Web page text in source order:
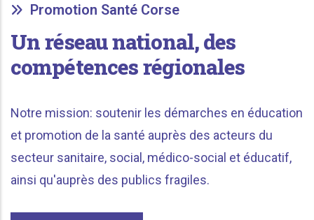
Promotion Santé Corse
Un réseau national,des
compétences régionales
Notre mission: soutenir les démarches en éducation
et promotion de la santé auprès des acteurs du
secteur sanitaire, social, médico-social et éducatif,
ainsi qu'auprès des publics fragiles.